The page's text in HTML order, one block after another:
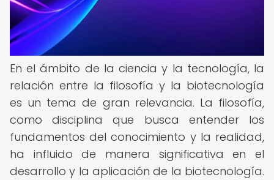
En el ámbito de la ciencia y la tecnología, la
relación entre la filosofía y la biotecnología
es un tema de gran relevancia. La filosofía,
como disciplina que busca entender los
fundamentos del conocimiento y la realidad,
ha influido de manera significativa en el
desarrollo y la aplicación de la biotecnología.